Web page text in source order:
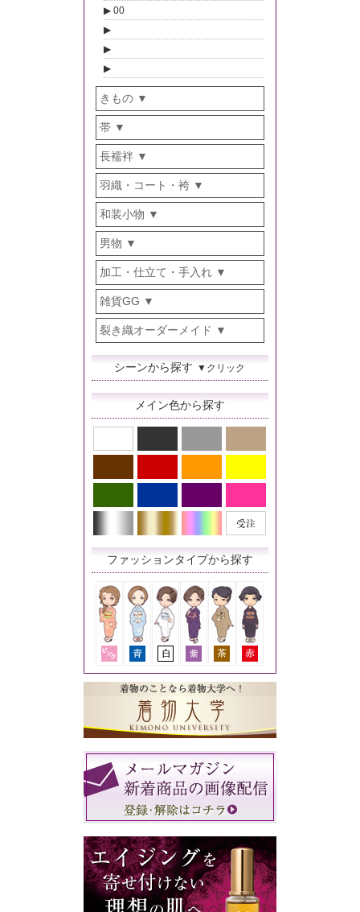
00
きもの
帯
長襦袢
羽織・コート・袴
和装小物
男物
加工・仕立て・手入れ
雑貨GG
裂き織オーダーメイド
シーンから探す ▼クリック
メイン色から探す
ファッションタイプから探す